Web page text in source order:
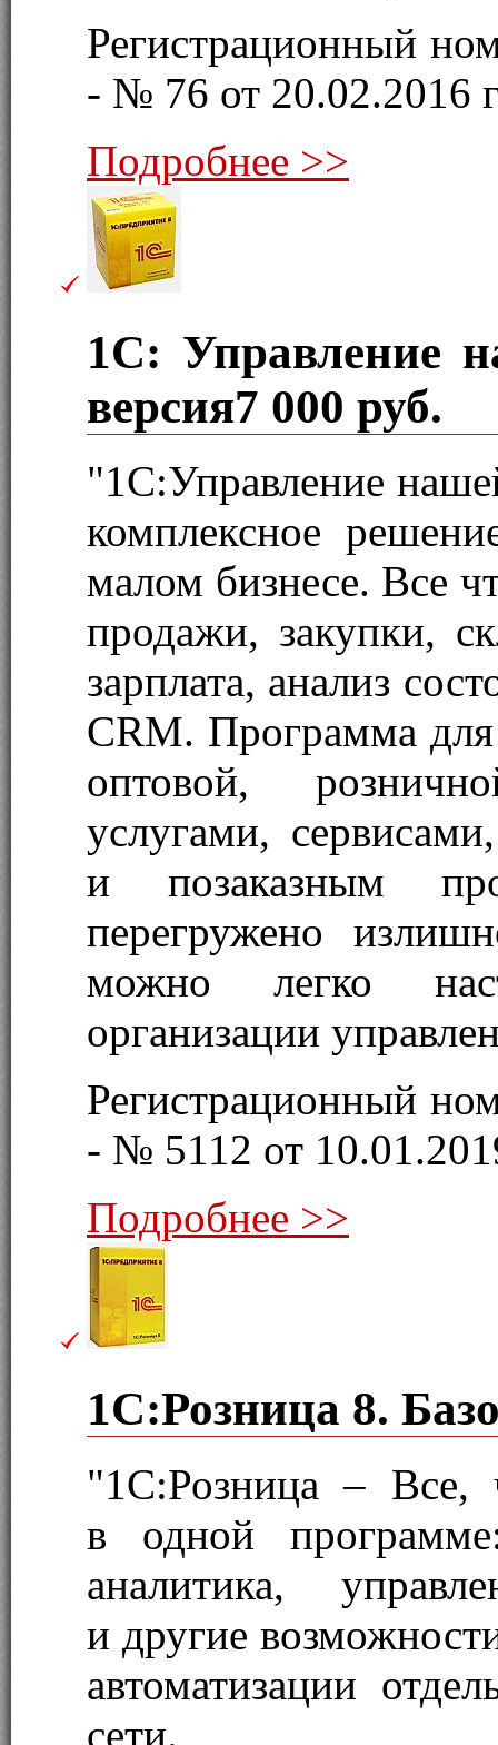
Регистрационный
- № 76 от 20.02.2016
Подробнее >>
1С: Управление
версия7 000 руб.
"1С:Управление
комплексное
малом бизнесе. Все
продажи, закупки,
зарплата, анализ
CRM. Программа для
оптовой,
услугами,
и позаказным
перегружено
можно легко
организации
Регистрационный
- № 5112 от
Подробнее >>
1С:Розница 8.
"1С:Розница –
в одной
аналитика,
и другие
автоматизации
сети.